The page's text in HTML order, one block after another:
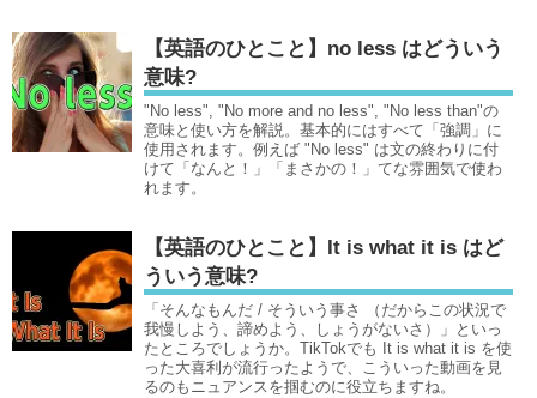
【英語のひとこと】no less はどういう
意味?
"No less", "No more and no less", "No less than"の
意味と使い方を解説。基本的にはすべて「強調」に
使用されます。例えば "No less" は文の終わりに付
けて「なんと！」「まさかの！」てな雰囲気で使わ
れます。
【英語のひとこと】It is what it is はど
ういう意味?
「そんなもんだ / そういう事さ （だからこの状況で
我慢しよう、諦めよう、しょうがないさ）」といっ
たところでしょうか。TikTokでも It is what it is を使
った大喜利が流行ったようで、こういった動画を見
るのもニュアンスを掴むのに役立ちますね。